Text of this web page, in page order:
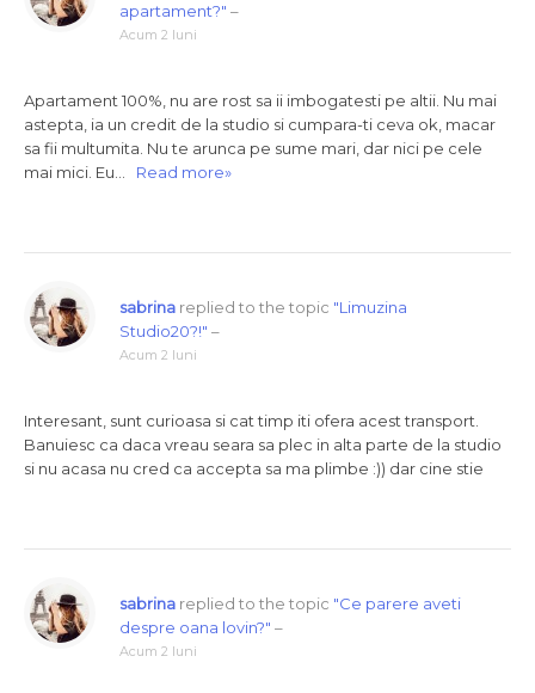
apartament?" –
Acum 2 luni
Apartament 100%, nu are rost sa ii imbogatesti pe altii. Nu mai
astepta, ia un credit de la studio si cumpara-ti ceva ok, macar
sa fii multumita. Nu te arunca pe sume mari, dar nici pe cele
mai mici. Eu… Read more»
sabrina replied to the topic "Limuzina
Studio20?!" –
Acum 2 luni
Interesant, sunt curioasa si cat timp iti ofera acest transport.
Banuiesc ca daca vreau seara sa plec in alta parte de la studio
si nu acasa nu cred ca accepta sa ma plimbe :)) dar cine stie
sabrina replied to the topic "Ce parere aveti
despre oana lovin?" –
Acum 2 luni